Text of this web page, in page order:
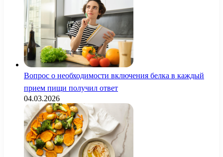
Вопрос о необходимости включения белка в каждый
прием пищи получил ответ
04.03.2026